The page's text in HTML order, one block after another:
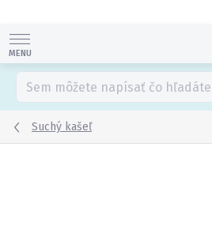
obsah
Suchý kašeľ